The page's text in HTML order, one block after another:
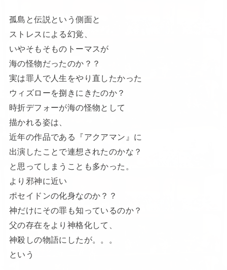
孤島と伝説という側面と
ストレスによる幻覚、
いやそもそものトーマスが
海の怪物だったのか？？
実は罪人で人生をやり直したかった
ウィズローを捌きにきたのか？
時折デフォーが海の怪物として
描かれる姿は、
近年の作品である『アクアマン』に
出演したことで連想されたのかな？
と思ってしまうことも多かった。
より邪神に近い
ポセイドンの化身なのか？？
神だけにその罪も知っているのか？
父の存在をより神格化して、
神殺しの物語にしたが。。。
という